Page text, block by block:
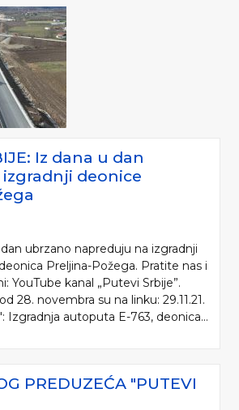
Iz dana u dan
deonice
ubrzano napreduju na izgradnji
Preljina-Požega. Pratite nas i
YouTube kanal „Putevi Srbije”.
28. novembra su na linku: 29.11.21.
Izgradnja autoputa E-763, deonica...
PREDUZEĆA "PUTEVI